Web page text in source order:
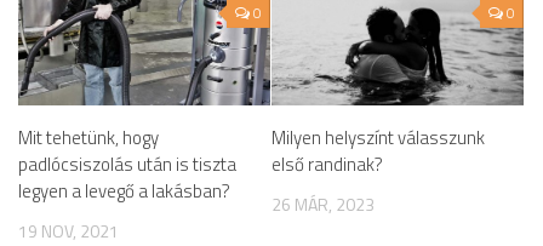
0
Mit tehetünk, hogy
padlócsiszolás után is tiszta
legyen a levegő a lakásban?
19 NOV, 2021
0
Milyen helyszínt válasszunk
első randinak?
26 MÁR, 2023